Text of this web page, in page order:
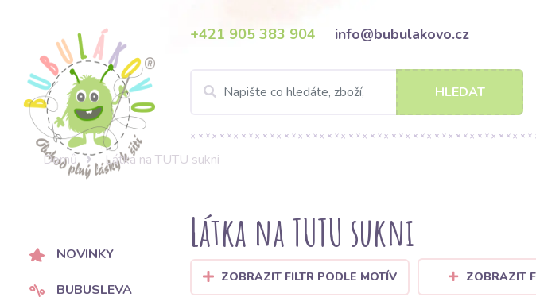
+421 905 383 904 info@bubulakovo.cz
HLEDAT
Domů Látka na TUTU sukni
NOVINKY
BUBUSLEVA
Látka na TUTU sukni
ZOBRAZIT FILTR PODLE MOTÍV ZOBRAZIT